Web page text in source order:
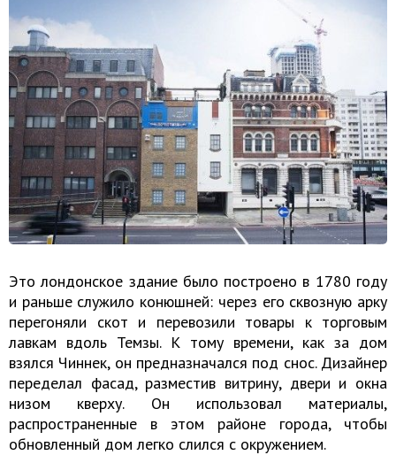
Это лондонское здание было построено в 1780 году
и раньше служило конюшней: через его сквозную арку
перегоняли скот и перевозили товары к торговым
лавкам вдоль Темзы. К тому времени, как за дом
взялся Чиннек, он предназначался под снос. Дизайнер
переделал фасад, разместив витрину, двери и окна
низом кверху. Он использовал материалы,
распространенные в этом районе города, чтобы
обновленный дом легко слился с окружением.